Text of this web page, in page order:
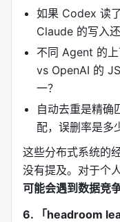
1. 原始内容本地存
LLM 3. 如果 LLM
headroom_retrieve
这意味着：压缩是
「解压」。
对比其他压缩方案
方案
Headroom CCR
RTK
如果 Codex 读
Claude 的写入
不同 Agent 的
vs OpenAI 的
一？
自动去重是精确
配，误删率是多
这些分布式系统的
没有提及。对于个
可能会遇到数据竞
6. 「headroom